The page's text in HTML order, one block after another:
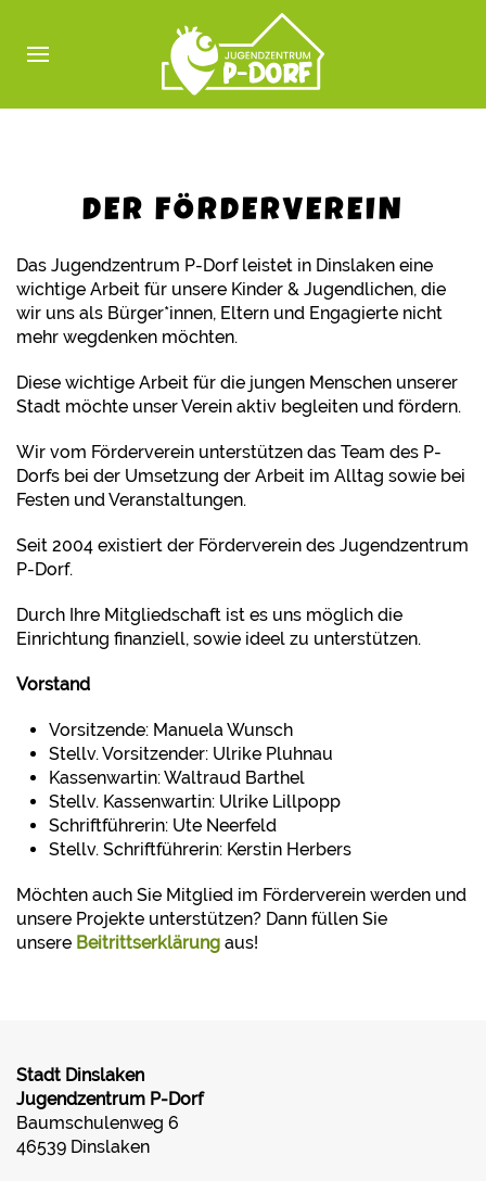
DER FÖRDERVEREIN
Das Jugendzentrum P-Dorf leistet in Dinslaken eine
wichtige Arbeit für unsere Kinder & Jugendlichen, die
wir uns als Bürger*innen, Eltern und Engagierte nicht
mehr wegdenken möchten.
Diese wichtige Arbeit für die jungen Menschen unserer
Stadt möchte unser Verein aktiv begleiten und fördern.
Wir vom Förderverein unterstützen das Team des P-
Dorfs bei der Umsetzung der Arbeit im Alltag sowie bei
Festen und Veranstaltungen.
Seit 2004 existiert der Förderverein des Jugendzentrum
P-Dorf.
Durch Ihre Mitgliedschaft ist es uns möglich die
Einrichtung finanziell, sowie ideel zu unterstützen.
Vorstand
Vorsitzende: Manuela Wunsch
Stellv. Vorsitzender: Ulrike Pluhnau
Kassenwartin: Waltraud Barthel
Stellv. Kassenwartin: Ulrike Lillpopp
Schriftführerin: Ute Neerfeld
Stellv. Schriftführerin: Kerstin Herbers
Möchten auch Sie Mitglied im Förderverein werden und
unsere Projekte unterstützen? Dann füllen Sie
unsere Beitrittserklärung aus!
Stadt Dinslaken
Jugendzentrum P-Dorf
Baumschulenweg 6
46539 Dinslaken